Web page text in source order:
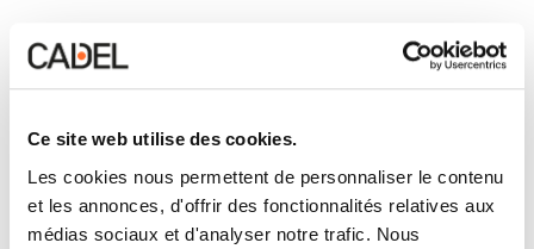
Ce site web utilise des cookies.
Les cookies nous permettent de personnaliser le contenu
et les annonces, d'offrir des fonctionnalités relatives aux
médias sociaux et d'analyser notre trafic. Nous
Contactez